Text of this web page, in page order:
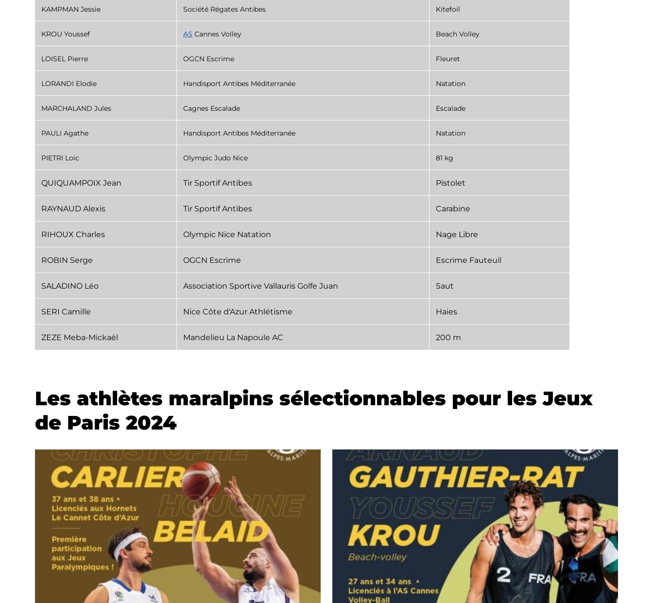
KAMPMAN Jessie Société Régates Antibes Kitefoil
KROU Youssef AS Cannes Volley Beach Volley
LOISEL Pierre OGCN Escrime Fleuret
LORANDI Elodie Handisport Antibes Méditerranée Natation
MARCHALAND Jules Cagnes Escalade Escalade
PAULI Agathe Handisport Antibes Méditerranée Natation
PIETRI Loïc Olympic Judo Nice 81 kg
QUIQUAMPOIX Jean Tir Sportif Antibes Pistolet
RAYNAUD Alexis Tir Sportif Antibes Carabine
RIHOUX Charles Olympic Nice Natation Nage Libre
ROBIN Serge OGCN Escrime Escrime Fauteuil
SALADINO Léo Association Sportive Vallauris Golfe Juan Saut
SERI Camille Nice Côte d'Azur Athlétisme Haies
ZEZE Meba-Mickaël Mandelieu La Napoule AC 200 m
Les athlètes maralpins sélectionnables pour les Jeux
de Paris 2024